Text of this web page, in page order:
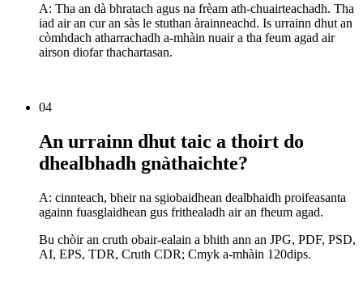
A: Tha an dà bhratach agus na frèam ath-chuairteachadh. Tha
iad air an cur an sàs le stuthan àrainneachd. Is urrainn dhut an
còmhdach atharrachadh a-mhàin nuair a tha feum agad air
airson diofar thachartasan.
04
An urrainn dhut taic a thoirt do
dhealbhadh gnàthaichte?
A: cinnteach, bheir na sgiobaidhean dealbhaidh proifeasanta
againn fuasglaidhean gus frithealadh air an fheum agad.
Bu chòir an cruth obair-ealain a bhith ann an JPG, PDF, PSD,
AI, EPS, TDR, Cruth CDR; Cmyk a-mhàin 120dips.